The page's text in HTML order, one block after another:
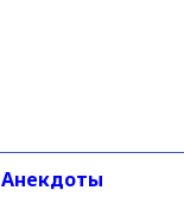
Анекдоты